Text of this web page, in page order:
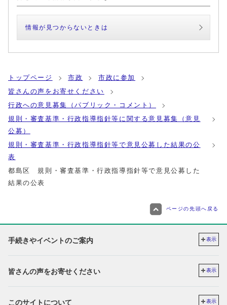
情報が見つからないときは
トップページ 市政
市政に参加
皆さんの声をお寄せください
行政への意見募集（パブリック・コメント）
規則・審査基準・行政指導指針等に関する意見募集（意見
公募）
規則・審査基準・行政指導指針等で意見公募した結果の公
表
都島区 規則・審査基準・行政指導指針等で意見公募した
結果の公表
ページの先頭へ戻る
手続きやイベントのご案内 表示
皆さんの声をお寄せください 表示
このサイトについて 表示